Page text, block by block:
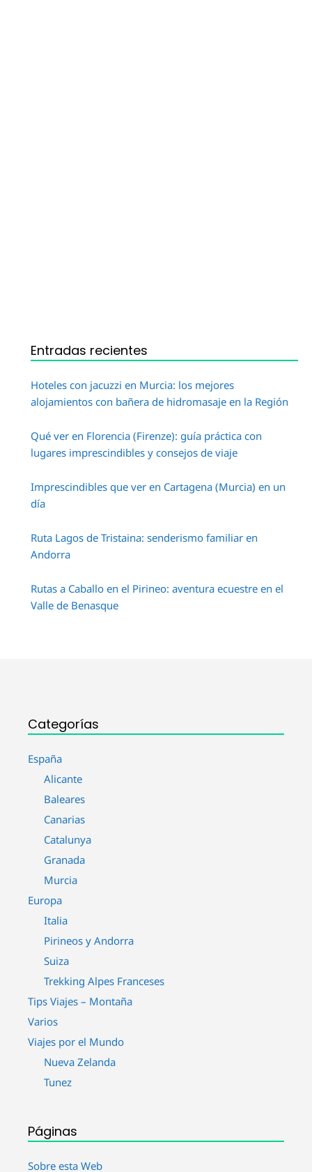
Entradas recientes
Hoteles con jacuzzi en Murcia: los mejores
alojamientos con bañera de hidromasaje en la Región
Qué ver en Florencia (Firenze): guía práctica con
lugares imprescindibles y consejos de viaje
Imprescindibles que ver en Cartagena (Murcia) en un
día
Ruta Lagos de Tristaina: senderismo familiar en
Andorra
Rutas a Caballo en el Pirineo: aventura ecuestre en el
Valle de Benasque
Categorías
España
Alicante
Baleares
Canarias
Catalunya
Granada
Murcia
Europa
Italia
Pirineos y Andorra
Suiza
Trekking Alpes Franceses
Tips Viajes – Montaña
Varios
Viajes por el Mundo
Nueva Zelanda
Tunez
Páginas
Sobre esta Web